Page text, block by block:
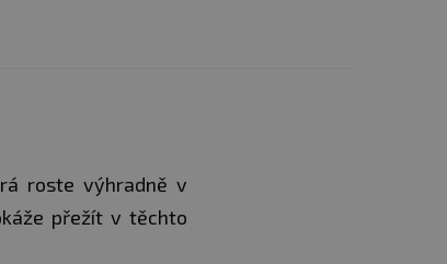
roste výhradně v
přežít v těchto